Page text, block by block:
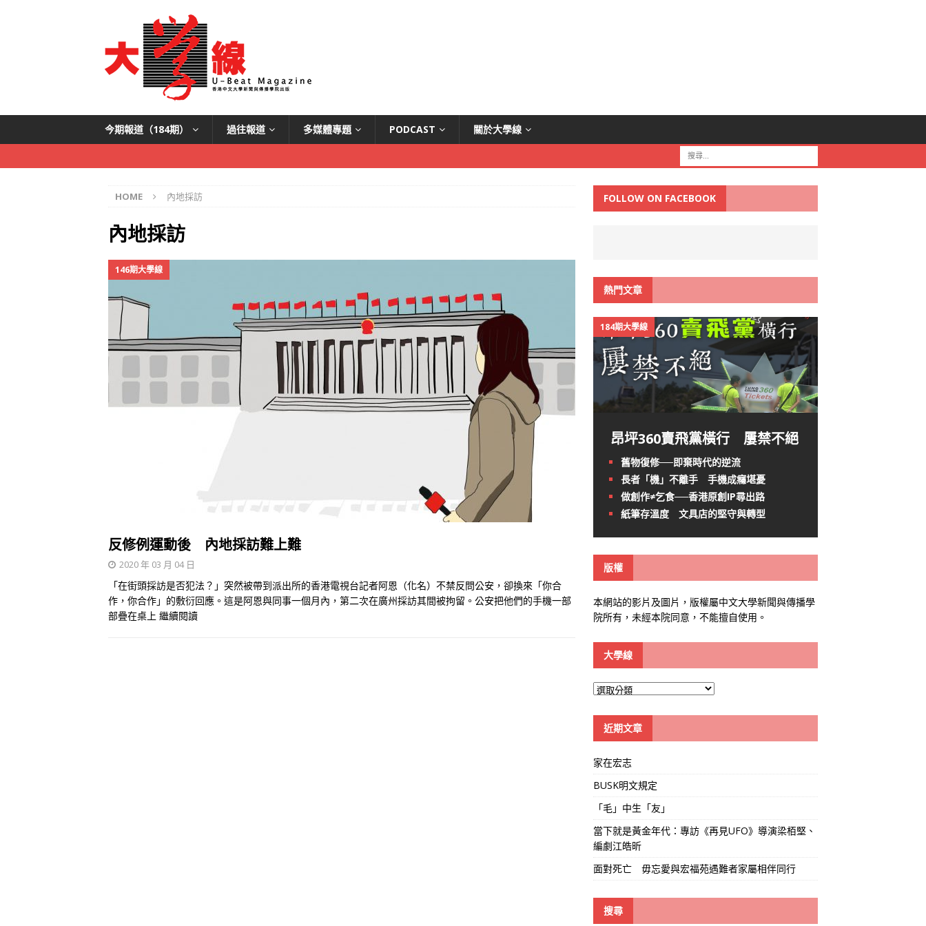
今期報道（184期） 過往報道 多媒體專題 PODCAST 關於大學線
HOME 內地採訪
內地採訪
146期大學線
反修例運動後 內地採訪難上難
2020 年 03 月 04 日
「在街頭採訪是否犯法？」突然被帶到派出所的香港電視台記者阿恩（化名）不禁反問公安，卻換來「你合
作，你合作」的敷衍回應。這是阿恩與同事一個月內，第二次在廣州採訪其間被拘留。公安把他們的手機一部
部疊在桌上 繼續閱讀
FOLLOW ON FACEBOOK
熱門文章
184期大學線
昂坪360賣飛黨橫行 屢禁不絕
舊物復修──即棄時代的逆流
長者「機」不離手 手機成癮堪憂
做創作≠乞食──香港原創IP尋出路
紙筆存溫度 文具店的堅守與轉型
版權
本網站的影片及圖片，版權屬中文大學新聞與傳播學
院所有，未經本院同意，不能擅自使用。
大學線
大
線
近期文章
家在宏志
BUSK明文規定
「毛」中生「友」
當下就是黃金年代：專訪《再見UFO》導演梁栢堅、
編劇江皓昕
面對死亡 毋忘愛與宏福苑遇難者家屬相伴同行
搜尋